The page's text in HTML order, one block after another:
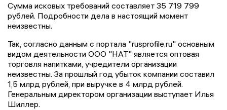
Сумма исковых требований составляет 35 719 799
рублей. Подробности дела в настоящий момент
неизвестны.
Так, согласно данным с портала "rusprofile.ru" основным
видом деятельности ООО "НАТ" является оптовая
торговля напитками, учредители организации
неизвестны. За прошлый год убыток компании составил
1,5 млрд рублей, при выручке в 4 млрд рублей.
Генеральным директором организации выступает Илья
Шиллер.